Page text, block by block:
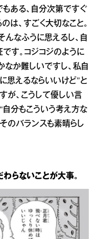
もある、自分次第ですぐ
は、すごく大切なこと。
なふうに思えるし、自
す。コジコジのように
か難しいですし、私自
思えるならいいけど”と
が、こうして優しい言
自分もこういう考え方な
のバランスも素晴らし
らないことが大事。